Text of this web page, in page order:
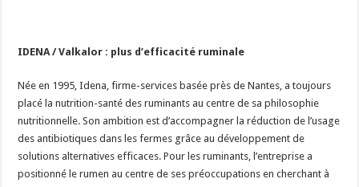
IDENA /Valkalor : plus d’efficacité ruminale
Née en 1995, Idena, firme-services basée près de Nantes, a toujours
placé la nutrition-santé des ruminants au centre de sa philosophie
nutritionnelle. Son ambition est d’accompagner la réduction de l’usage
des antibiotiques dans les fermes grâce au développement de
solutions alternatives efficaces. Pour les ruminants, l’entreprise a
positionné le rumen au centre de ses préoccupations en cherchant à